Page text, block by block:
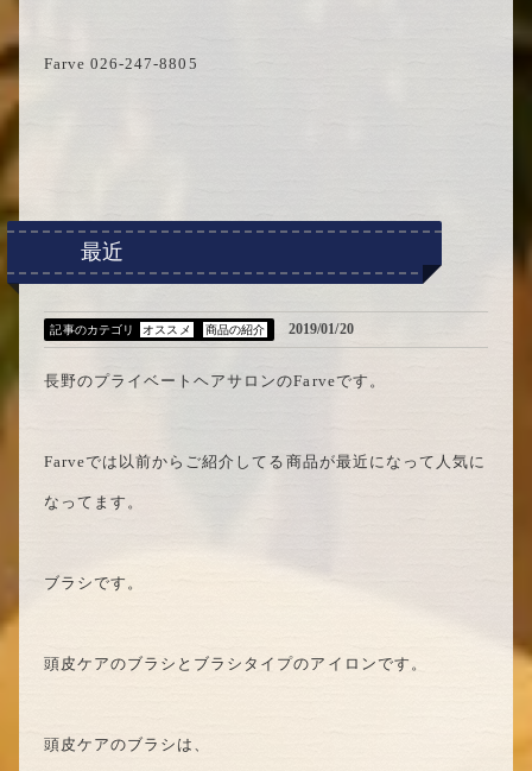
Farve 026-247-8805
最近
記事のカテゴリ オススメ 商品の紹介 2019/01/20
長野のプライベートヘアサロンのFarveです。
Farveでは以前からご紹介してる商品が最近になって人気に
なってます。
ブラシです。
頭皮ケアのブラシとブラシタイプのアイロンです。
頭皮ケアのブラシは、